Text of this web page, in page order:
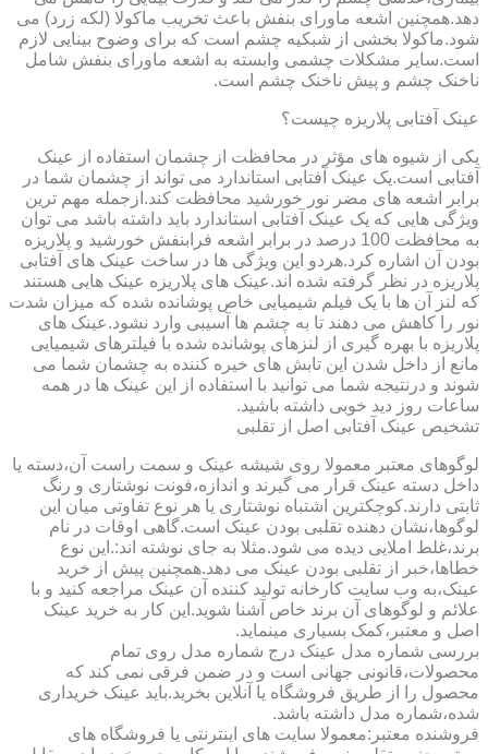
دهد.همچنین اشعه ماورای بنفش باعث تخریب ماکولا (لکه زرد) می
شود.ماکولا بخشی از شبکیه چشم است که برای وضوح بینایی لازم
است.سایر مشکلات چشمی وابسته به اشعه ماورای بنفش شامل
ناخنک چشم و پیش ناخنک چشم است.
عینک آفتابی پلاریزه چیست؟
یکی از شیوه های مؤثر در محافظت از چشمان استفاده از عینک
آفتابی است.یک عینک آفتابی استاندارد می تواند از چشمان شما در
برابر اشعه های مضر نور خورشید محافظت کند.ازجمله مهم ترین
ویژگی هایی که یک عینک آفتابی استاندارد باید داشته باشد می توان
به محافظت 100 درصد در برابر اشعه فرابنفش خورشید و پلاریزه
بودن آن اشاره کرد.هردو این ویژگی ها در ساخت عینک های آفتابی
پلاریزه در نظر گرفته شده اند.عینک های پلاریزه عینک هایی هستند
که لنز آن ها با یک فیلم شیمیایی خاص پوشانده شده که میزان شدت
نور را کاهش می دهند تا به چشم ها آسیبی وارد نشود.عینک های
پلاریزه با بهره گیری از لنزهای پوشانده شده با فیلترهای شیمیایی
مانع از داخل شدن این تابش های خیره کننده به چشمان شما می
شوند و درنتیجه شما می توانید با استفاده از این عینک ها در همه
ساعات روز دید خوبی داشته باشید.
تشخیص عینک آفتابی اصل از تقلبی
لوگوهای معتبر معمولا روی شیشه عینک و سمت راست آن،دسته یا
داخل دسته عینک قرار می گیرند و اندازه،فونت نوشتاری و رنگ
ثابتی دارند.کوچکترین اشتباه نوشتاری یا هر نوع تفاوتی میان این
لوگوها،نشان دهنده تقلبی بودن عینک است.گاهی اوقات در نام
برند،غلط املایی دیده می شود.مثلا به جای نوشته اند:.این نوع
خطاها،خبر از تقلبی بودن عینک می دهد.همچنین پیش از خرید
عینک،به وب سایت کارخانه تولید کننده آن عینک مراجعه کنید و با
علائم و لوگوهای آن برند خاص آشنا شوید.این کار به خرید عینک
اصل و معتبر،کمک بسیاری مینماید.
بررسی شماره مدل عینک درج شماره مدل روی تمام
محصولات،قانونی جهانی است و در ضمن فرقی نمی کند که
محصول را از طریق فروشگاه یا آنلاین بخرید.باید عینک خریداری
شده،شماره مدل داشته باشد.
فروشنده معتبر:معمولا سایت های اینترنتی یا فروشگاه های